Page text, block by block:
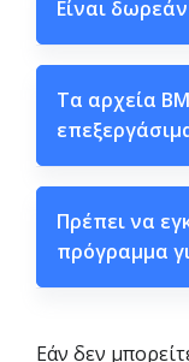
Είναι
Τα αρχεία
Πρέπει να
πρόγραμμα
Εάν δεν